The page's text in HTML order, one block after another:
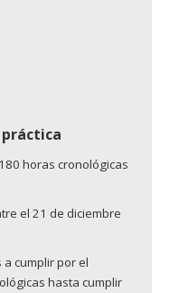
horas cronológicas
el 21 de diciembre
cumplir por el
hasta cumplir